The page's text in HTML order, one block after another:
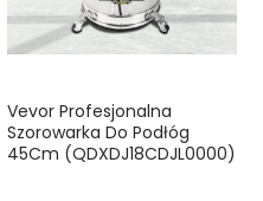
Vevor Profesjonalna
Szorowarka Do Podłóg
45Cm (QDXDJ18CDJL0000)